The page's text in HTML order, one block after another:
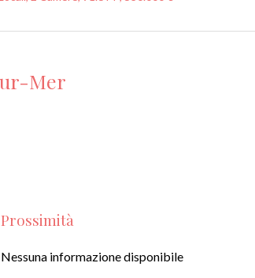
Mer
Prossimità
Nessuna informazione disponibile